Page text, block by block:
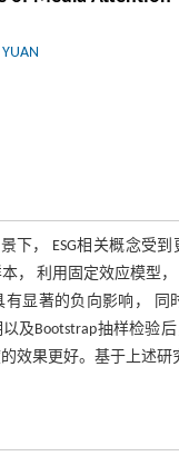
下， ESG相关概念受
， 利用固定效应模型
有显著的负向影响，
及Bootstrap抽样检验
效果更好。基于上述